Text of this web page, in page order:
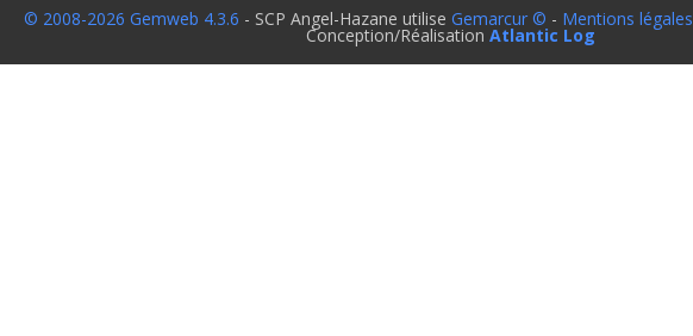
© 2008-2026 Gemweb 4.3.6 - SCP Angel-Hazane utilise Gemarcur © - Mentions légales
Conception/Réalisation Atlantic Log